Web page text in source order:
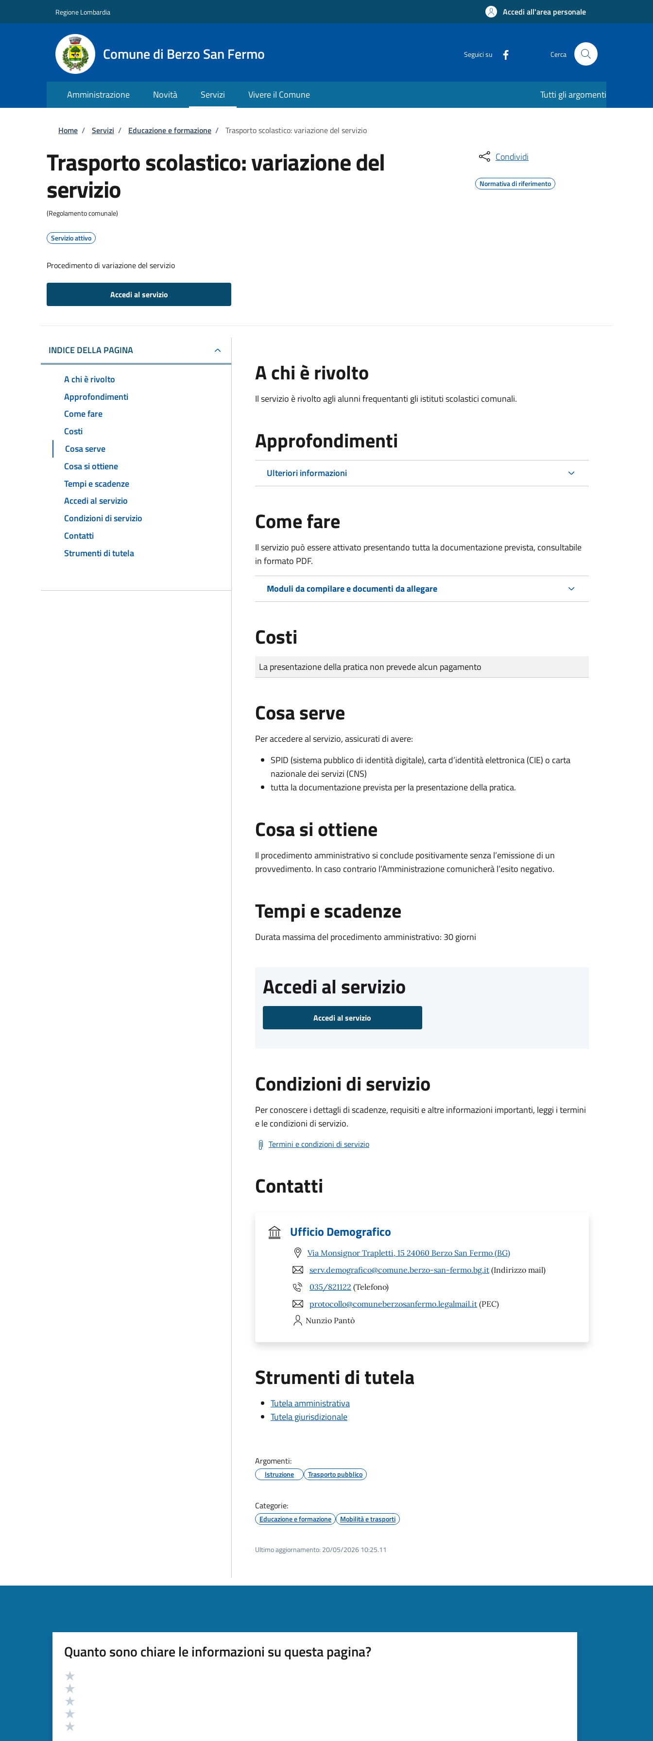
Regione Lombardia Accedi all'area personale
Comune di Berzo San Fermo Seguici su Cerca
Amministrazione Novità Servizi Vivere il Comune Tutti gli argomenti
Briciole di pane
Home / Servizi / Educazione e formazione / Trasporto scolastico: variazione del servizio
Trasporto scolastico: variazione del
servizio
(Regolamento comunale)
Servizio attivo
Procedimento di variazione del servizio
Accedi al servizio
Condividi
Normativa di riferimento
INDICE DELLA PAGINA
A chi è rivolto
Approfondimenti
Come fare
Costi
Cosa serve
Cosa si ottiene
Tempi e scadenze
Accedi al servizio
Condizioni di servizio
Contatti
Strumenti di tutela
A chi è rivolto
Il servizio è rivolto agli alunni frequentanti gli istituti scolastici comunali.
Approfondimenti
Ulteriori informazioni
Come fare
Il servizio può essere attivato presentando tutta la documentazione prevista, consultabile
in formato PDF.
Moduli da compilare e documenti da allegare
Costi
Tipo di pagamento
Importo
La presentazione della pratica non prevede alcun pagamento
Cosa serve
Per accedere al servizio, assicurati di avere:
SPID (sistema pubblico di identità digitale), carta d’identità elettronica (CIE) o carta
nazionale dei servizi (CNS)
tutta la documentazione prevista per la presentazione della pratica.
Cosa si ottiene
Il procedimento amministrativo si conclude positivamente senza l’emissione di un
provvedimento. In caso contrario l’Amministrazione comunicherà l’esito negativo.
Tempi e scadenze
Durata massima del procedimento amministrativo: 30 giorni
Accedi al servizio
Accedi al servizio
Condizioni di servizio
Per conoscere i dettagli di scadenze, requisiti e altre informazioni importanti, leggi i termini
e le condizioni di servizio.
Termini e condizioni di servizio
Contatti
Ufficio Demografico
Via Monsignor Trapletti, 15 24060 Berzo San Fermo (BG)
serv.demografico@comune.berzo-san-fermo.bg.it (Indirizzo mail)
035/821122 (Telefono)
protocollo@comuneberzosanfermo.legalmail.it (PEC)
Nunzio Pantò
Strumenti di tutela
Tutela amministrativa
Tutela giurisdizionale
Argomenti:
Istruzione Trasporto pubblico
Categorie:
Educazione e formazione Mobilità e trasporti
Ultimo aggiornamento: 20/05/2026 10:25.11
Quanto sono chiare le informazioni su questa pagina?
Valutazione